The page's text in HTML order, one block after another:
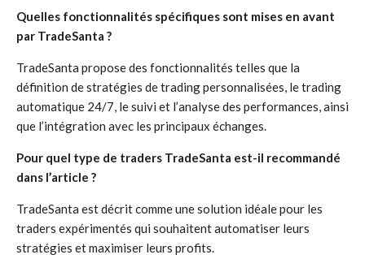
Quelles fonctionnalités spécifiques sont mises en avant
par TradeSanta ?
TradeSanta propose des fonctionnalités telles que la
définition de stratégies de trading personnalisées, le trading
automatique 24/7, le suivi et l’analyse des performances, ainsi
que l’intégration avec les principaux échanges.
Pour quel type de traders TradeSanta est-il recommandé
dans l’article ?
TradeSanta est décrit comme une solution idéale pour les
traders expérimentés qui souhaitent automatiser leurs
stratégies et maximiser leurs profits.